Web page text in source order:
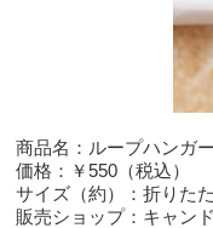
商品名：ループハンガ
価格：￥550（税込）
サイズ（約）：折りた
販売ショップ：キャン